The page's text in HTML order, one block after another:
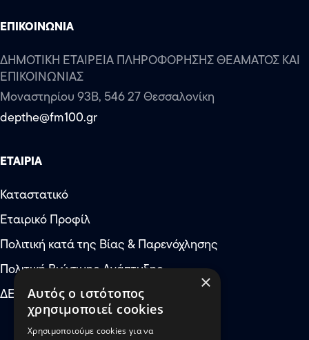
ΕΠΙΚΟΙΝΩΝΙΑ
ΔΗΜΟΤΙΚΗ ΕΤΑΙΡΕΙΑ ΠΛΗΡΟΦΟΡΗΣΗΣ ΘΕΑΜΑΤΟΣ ΚΑΙ
ΕΠΙΚΟΙΝΩΝΙΑΣ
Μοναστηρίου 93Β, 546 27 Θεσσαλονίκη
depthe@fm100.gr
ΕΤΑΙΡΙΑ
Καταστατικό
Εταιρικό Προφίλ
Πολιτική κατά της Βίας & Παρενόχλησης
Πολιτική Βιώσιμης Ανάπτυξης
ΔΕΠΘΕ: Έκτακτες Ανάγκες
×
Αυτός ο ιστότοπος
χρησιμοποιεί cookies
Χρησιμοποιούμε cookies για να